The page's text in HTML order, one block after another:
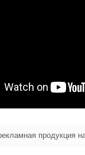
продукция